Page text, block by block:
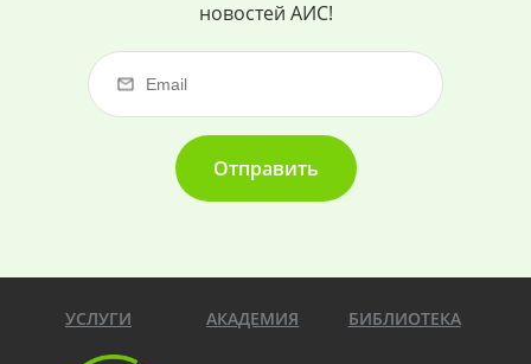
новостей АИС!
Отправить
УСЛУГИ АКАДЕМИЯ БИБЛИОТЕКА